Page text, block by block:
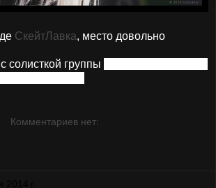
СкейтЛавка, место довольно
солисткой группы
Комментариев нет: